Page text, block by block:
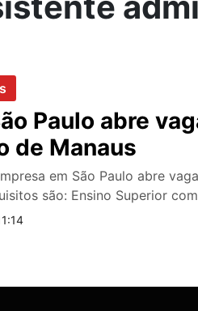
Paulo abre
de Manaus
em São Paulo abre
são: Ensino Superior